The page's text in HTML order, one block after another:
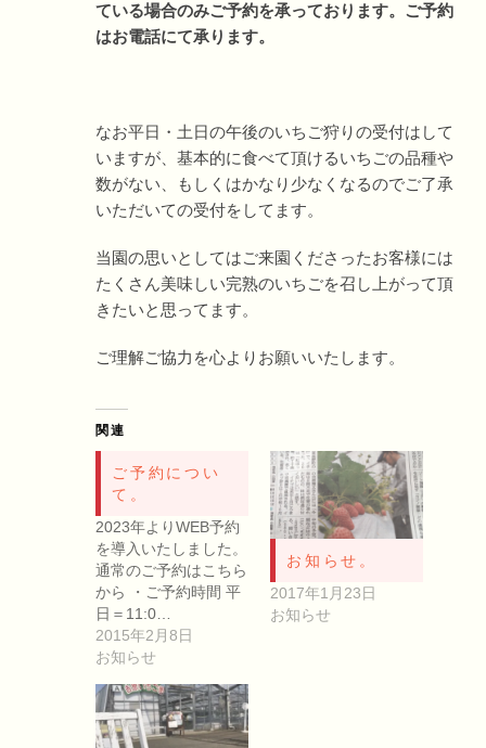
ている場合のみご予約を承っております。ご予約
はお電話にて承ります。
なお平日・土日の午後のいちご狩りの受付はして
いますが、基本的に食べて頂けるいちごの品種や
数がない、もしくはかなり少なくなるのでご了承
いただいての受付をしてます。
当園の思いとしてはご来園くださったお客様には
たくさん美味しい完熟のいちごを召し上がって頂
きたいと思ってます。
ご理解ご協力を心よりお願いいたします。
関連
ご予約につい
て。
2023年よりWEB予約
を導入いたしました。
通常のご予約はこちら
から ・ご予約時間 平
日＝11:0…
2015年2月8日
お知らせ
お知らせ。
2017年1月23日
お知らせ